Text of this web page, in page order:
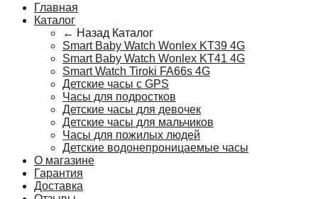
Главная
Каталог
← Назад Каталог
Smart Baby Watch Wonlex KT39 4G
Smart Baby Watch Wonlex KT41 4G
Smart Watch Tiroki FA66s 4G
Детские часы с GPS
Часы для подростков
Детские часы для девочек
Детские часы для мальчиков
Часы для пожилых людей
Детские водонепроницаемые часы
О магазине
Гарантия
Доставка